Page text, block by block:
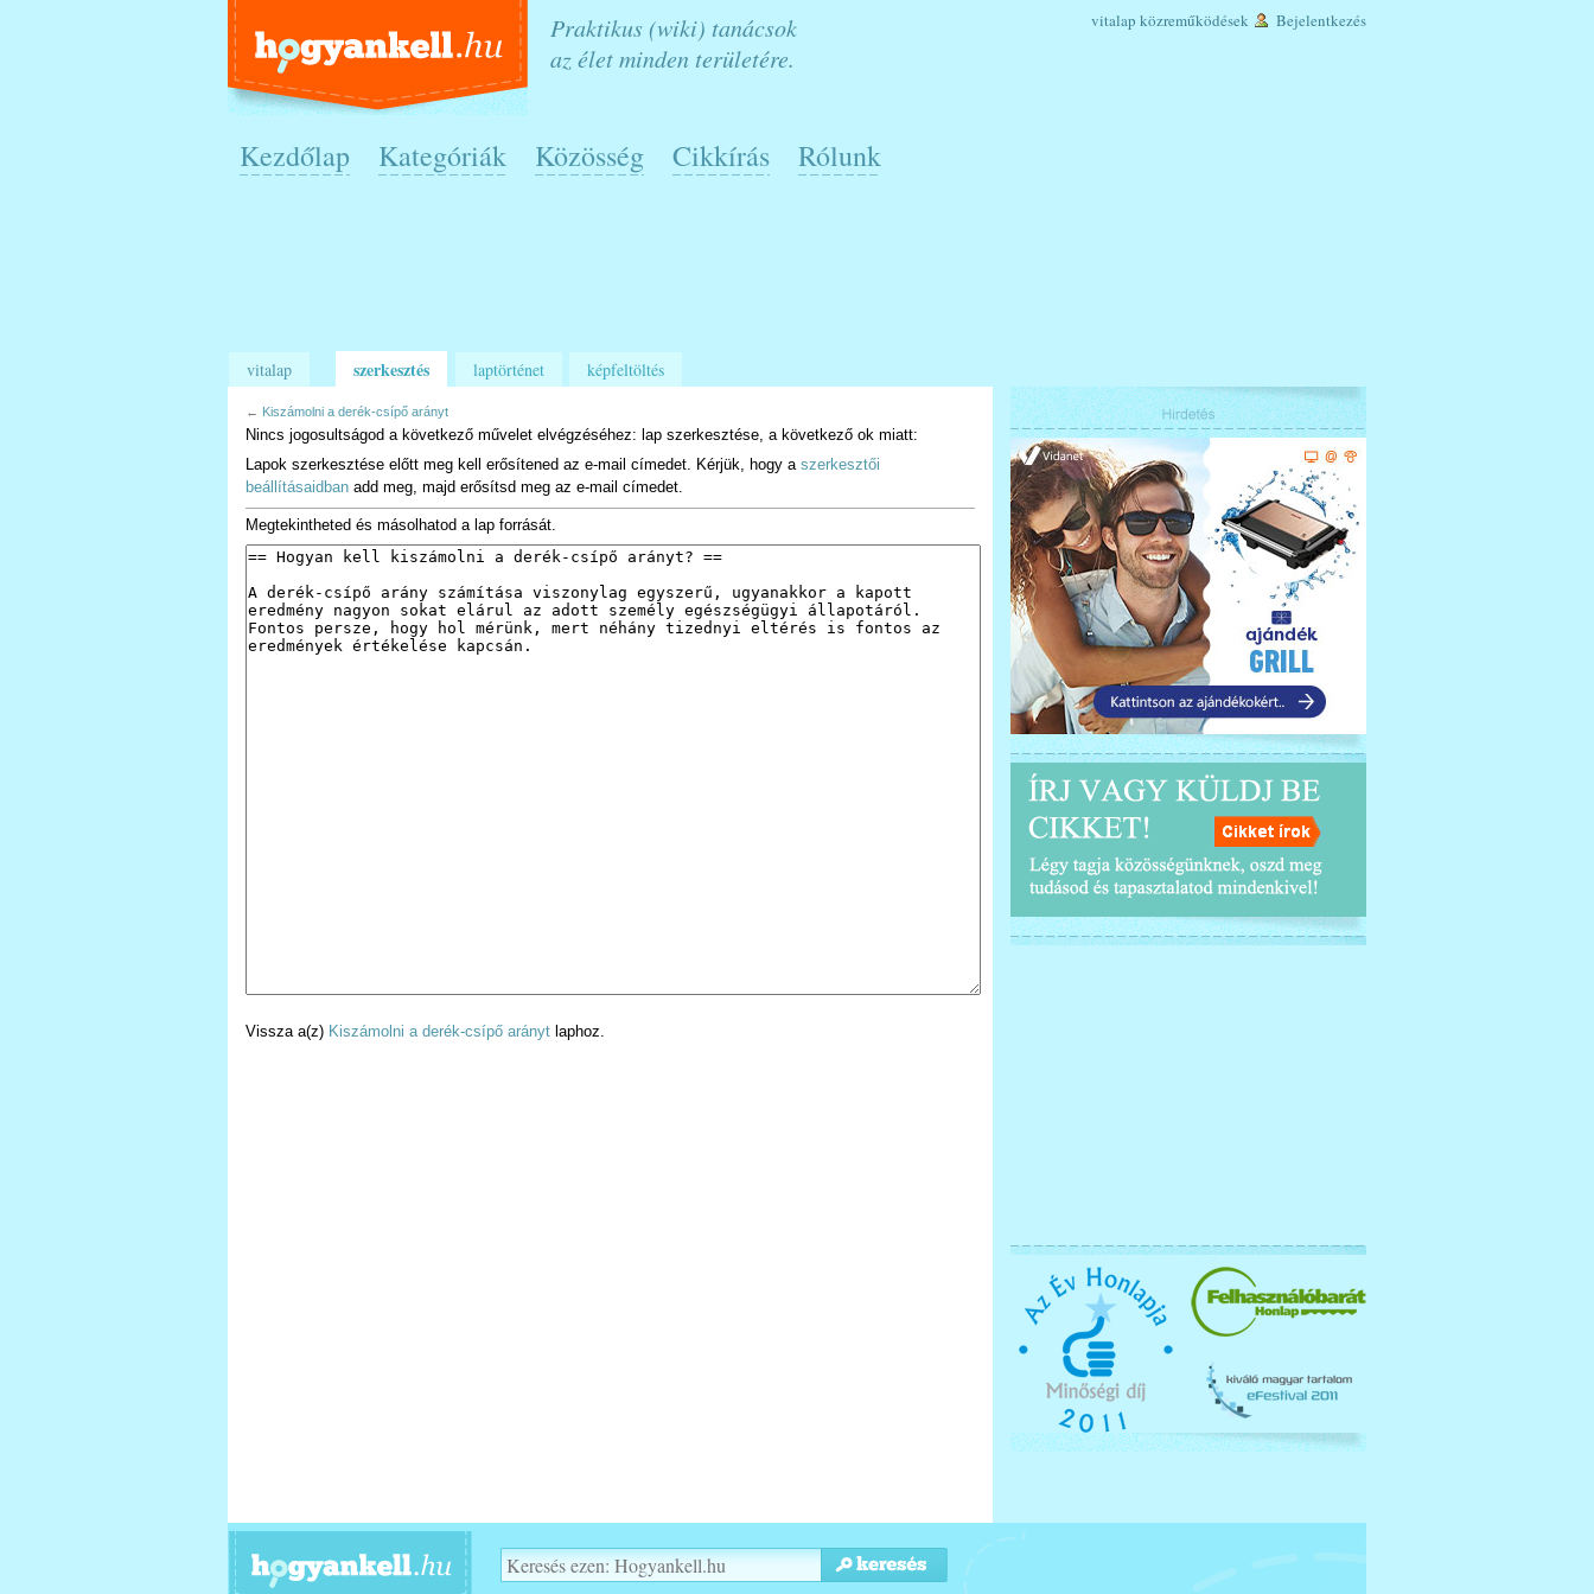
Praktikus (wiki) tanácsok
az élet minden területére.
vitalap közreműködések Bejelentkezés
Kezdőlap Kategóriák Közösség Cikkírás Rólunk
vitalap szerkesztés laptörténet képfeltöltés
← Kiszámolni a derék-csípő arányt
Nincs jogosultságod a következő művelet elvégzéséhez: lap szerkesztése, a következő ok miatt:
Lapok szerkesztése előtt meg kell erősítened az e-mail címedet. Kérjük, hogy a szerkesztői
beállításaidban add meg, majd erősítsd meg az e-mail címedet.
Megtekintheted és másolhatod a lap forrását.
Vissza a(z) Kiszámolni a derék-csípő arányt laphoz.